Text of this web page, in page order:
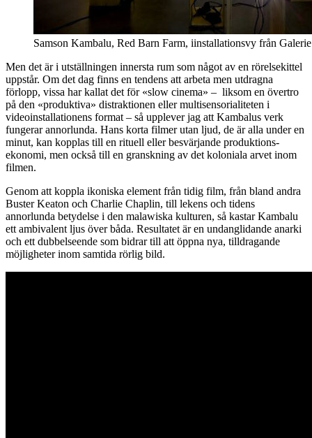
Samson Kambalu, Red Barn Farm, iinstallationsvy från
Men det är i utställningen innersta rum som något av en rörelsekittel
uppstår. Om det dag finns en tendens att arbeta men utdragna
förlopp, vissa har kallat det för «slow cinema» – liksom en övertro
på den «produktiva» distraktionen eller multisensorialiteten i
videoinstallationens format – så upplever jag att Kambalus verk
fungerar annorlunda. Hans korta filmer utan ljud, de är alla under en
minut, kan kopplas till en rituell eller besvärjande produktions-
ekonomi, men också till en granskning av det koloniala arvet inom
filmen.
Genom att koppla ikoniska element från tidig film, från bland andra
Buster Keaton och Charlie Chaplin, till lekens och tidens
annorlunda betydelse i den malawiska kulturen, så kastar Kambalu
ett ambivalent ljus över båda. Resultatet är en undanglidande anarki
och ett dubbelseende som bidrar till att öppna nya, tilldragande
möjligheter inom samtida rörlig bild.